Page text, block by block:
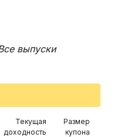
выпуски
Текущая
доходность
Размер
купона